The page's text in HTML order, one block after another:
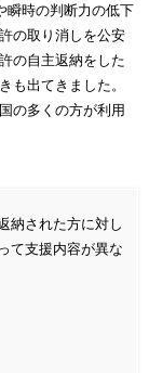
瞬時の判断力の低下
の取り消しを公安
の自主返納をした
も出てきました。
の多くの方が利用
納された方に対し
て支援内容が異な